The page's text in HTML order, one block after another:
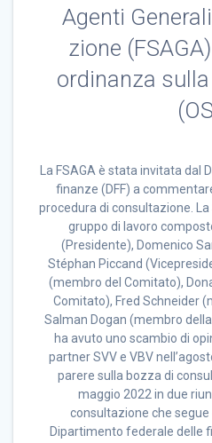
Agenti
zione
ordinanza
La FSAGA è stata invitata
finanze (DFF) a
procedura di consultazione.
gruppo di lavoro
(Presidente), Domenico
Stéphan Piccand
(membro del Comitato),
Comitato), Fred Schneider
Salman Dogan (membro
ha avuto uno scambio di
partner SVV e VBV
parere sulla bozza di
maggio 2022 in due
consultazione che
Dipartimento federale delle